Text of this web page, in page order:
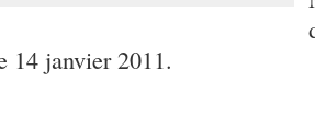
14 janvier 2011.